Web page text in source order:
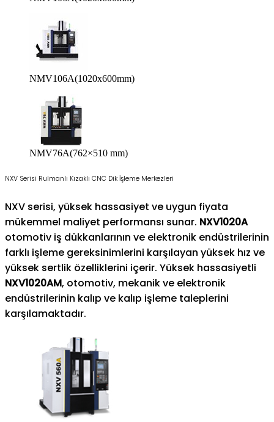
NMV106A(1020x600mm)
NMV76A(762×510 mm)
NXV Serisi Rulmanlı Kızaklı CNC Dik İşleme Merkezleri
NXV serisi, yüksek hassasiyet ve uygun fiyata
mükemmel maliyet performansı sunar. NXV1020A
otomotiv iş dükkanlarının ve elektronik endüstrilerinin
farklı işleme gereksinimlerini karşılayan yüksek hız ve
yüksek sertlik özelliklerini içerir. Yüksek hassasiyetli
NXV1020AM, otomotiv, mekanik ve elektronik
endüstrilerinin kalıp ve kalıp işleme taleplerini
karşılamaktadır.